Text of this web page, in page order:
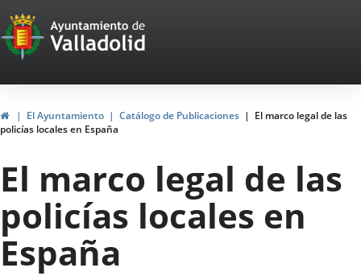
Portal
Web
del
Ayuntamiento
de
Valladolid
HomeEl Ayuntamiento Catálogo de Publicaciones
El marco legal de las
policías locales en España
El marco legal de las
policías locales en
España